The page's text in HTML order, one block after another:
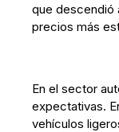
que descendió
precios más
En el sector
expectativas.
vehículos